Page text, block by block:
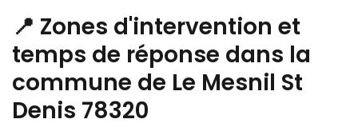
📍 Zones d'intervention et
temps de réponse dans la
commune de Le Mesnil St
Denis 78320